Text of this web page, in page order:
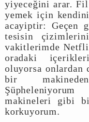
yiyeceğini arar. Fil
yemek için
acayiptir: Geçen
tesisin
vakitlerimde
oradaki
oluyorsa onlardan
bir
makineleri gibi
korkuyorum.